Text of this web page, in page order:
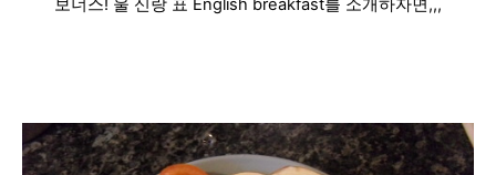
보너스! 울 신랑 표 English breakfast를 소개하자면,,,